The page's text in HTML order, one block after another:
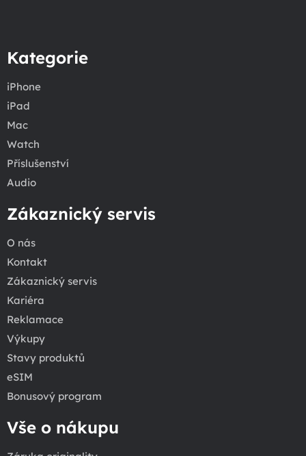
Kategorie
iPhone
iPad
Mac
Watch
Příslušenství
Audio
Zákaznický servis
O nás
Kontakt
Zákaznický servis
Kariéra
Reklamace
Výkupy
Stavy produktů
eSIM
Bonusový program
Vše o nákupu